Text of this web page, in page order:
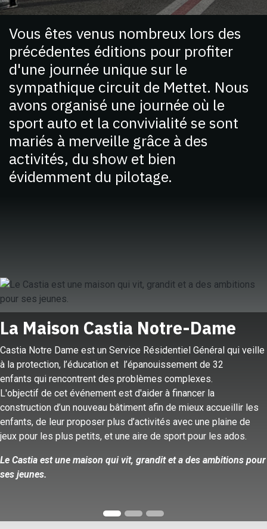
Vous êtes venus nombreux lors des
précédentes éditions pour profiter
d'une journée unique sur le
sympathique circuit de Mettet. Nous
avons organisé une journée où le
sport auto et la convivialité se sont
mariés à merveille grâce à des
activités, du show et bien
évidemment du pilotage.
​La Maison Castia Notre-Dame
​Castia Notre Dame est un Service Résidentiel Général qui veille
à la protection, l’éducation et l’épanouissement de 32
enfants qui rencontrent des problèmes complexes.
L'objectif de cet événement est d'aider à financer la
construction d’un nouveau bâtiment afin de mieux accueillir les
enfants, de leur proposer plus d’activités avec une plaine de
jeux pour les plus petits, et une aire de sport pour les ados.
Le Castia est une maison qui vit, grandit et a des ambitions pour
ses jeunes.